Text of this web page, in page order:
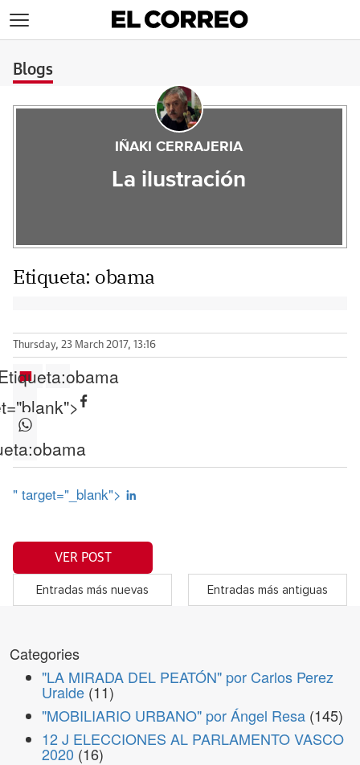
Blogs
IÑAKI CERRAJERIA
La ilustración
Etiqueta: obama
Thursday, 23 March 2017, 13:16
obama
obama
" target="_blank">
VER POST
Entradas más nuevas Entradas más antiguas
Categories
"LA MIRADA DEL PEATÓN" por Carlos Perez
Uralde (11)
"MOBILIARIO URBANO" por Ángel Resa (145)
12 J ELECCIONES AL PARLAMENTO VASCO
2020 (16)